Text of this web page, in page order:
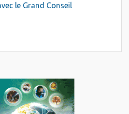
le Grand Conseil